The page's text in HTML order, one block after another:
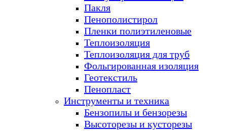
Пакля
Пенополистирол
Пленки полиэтиленовые
Теплоизоляция
Теплоизоляция для труб
Фольгированная изоляция
Геотекстиль
Пенопласт
Инструменты и техника
Бензопилы и бензорезы
Высоторезы и кусторезы